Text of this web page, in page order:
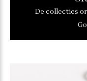
De collecties